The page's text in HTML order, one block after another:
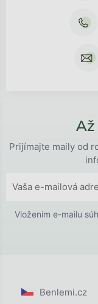
Prijímajte maily od
Vložením e-mailu
Benlemi.cz